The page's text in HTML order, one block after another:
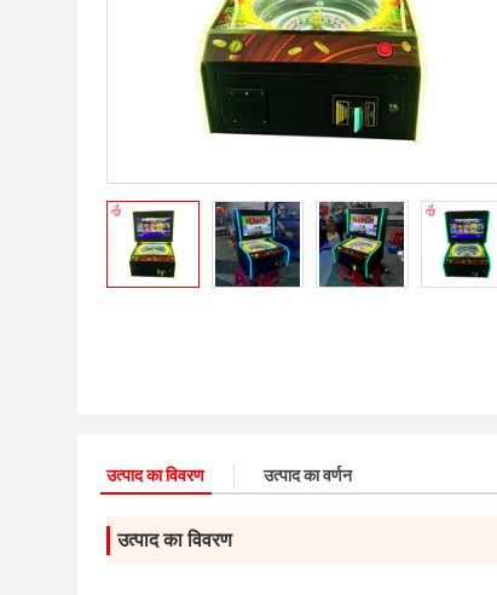
उत्पाद का विवरण उत्पाद का वर्णन
उत्पाद का विवरण